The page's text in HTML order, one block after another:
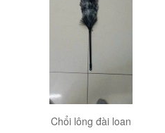
Chổi lông đài loan